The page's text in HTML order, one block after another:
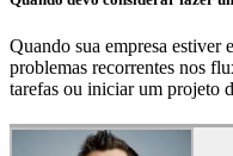
Quando sua empresa estiver
problemas recorrentes nos
tarefas ou iniciar um projeto